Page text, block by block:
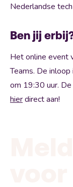
Nederlandse
Ben jij
Het online event
Teams. De
om 19:30 uur.
hierdirect aan!